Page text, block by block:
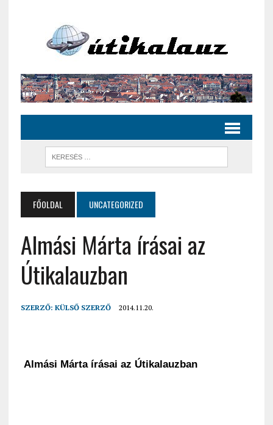
FŐOLDAL UNCATEGORIZED
Almási Márta írásai az
Útikalauzban
SZERZŐ: KÜLSŐ SZERZŐ 2014.11.20.
Almási Márta írásai az Útikalauzban